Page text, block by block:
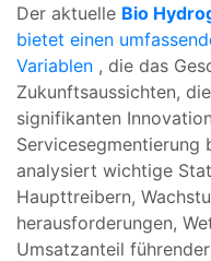
Der aktuelle Bio
bietet einen
Variablen , die das
Zukunftsaussichten,
signifikanten
Servicesegmentierung
analysiert wichtige
Haupttreibern,
herausforderungen,
Umsatzanteil